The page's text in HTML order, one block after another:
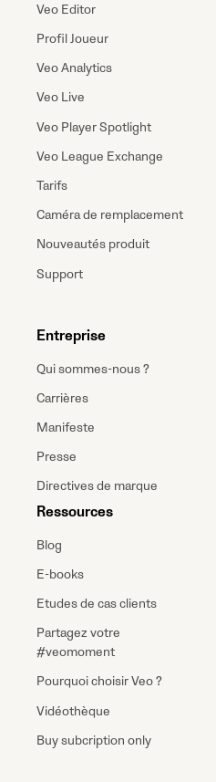
Veo Editor
Profil Joueur
Veo Analytics
Veo Live
Veo Player Spotlight
Veo League Exchange
Tarifs
Caméra de remplacement
Nouveautés produit
Support
Entreprise
Qui sommes-nous ?
Carrières
Manifeste
Presse
Directives de marque
Ressources
Blog
E-books
Etudes de cas clients
Partagez votre
#veomoment
Pourquoi choisir Veo ?
Vidéothèque
Buy subcription only